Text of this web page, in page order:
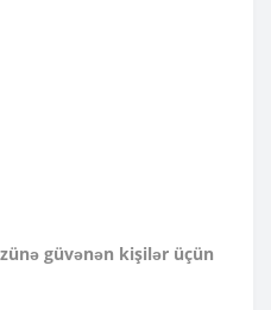
güvənən kişilər üçün